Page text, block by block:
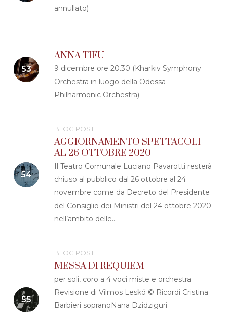
annullato)
ANNA TIFU
9 dicembre ore 20.30 (Kharkiv Symphony
Orchestra in luogo della Odessa
Philharmonic Orchestra)
AGGIORNAMENTO SPETTACOLI
AL 26 OTTOBRE 2020
BLOG POST
Il Teatro Comunale Luciano Pavarotti resterà
chiuso al pubblico dal 26 ottobre al 24
novembre come da Decreto del Presidente
del Consiglio dei Ministri del 24 ottobre 2020
nell’ambito delle…
MESSA DI REQUIEM
BLOG POST
per soli, coro a 4 voci miste e orchestra
Revisione di Vilmos Leskó © Ricordi Cristina
Barbieri sopranoNana Dzidziguri